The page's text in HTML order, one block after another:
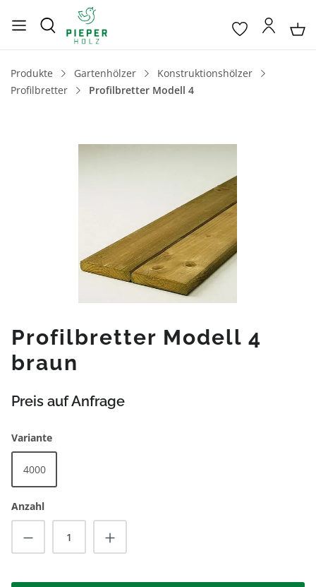
Produkte Gartenhölzer
Konstruktionshölzer
Profilbretter
Profilbretter Modell 4
Profilbretter Modell 4
braun
Preis auf Anfrage
Varianteauswählen
4000
Anzahl
Produkt Anzahl: Gib den gewünschten